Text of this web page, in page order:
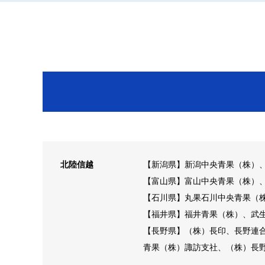
北陸信越
【新潟県】新潟中央青果（株
【富山県】富山中央青果（株
【石川県】丸果石川中央青果（
【福井県】福井青果（株）、
【長野県】（株）長印、長野
青果（株）諏訪支社、（株）長